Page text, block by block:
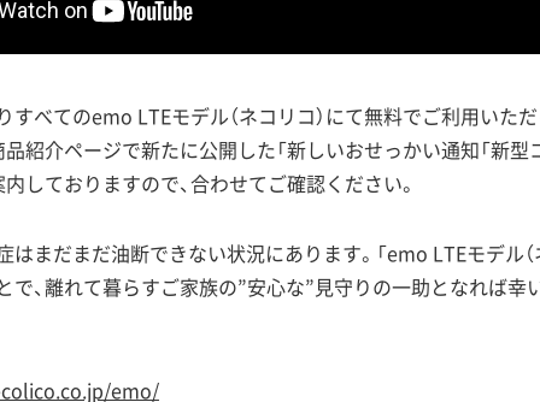
すべてのemo LTEモデル（ネコリコ）にて無料でご利用いた
品紹介ページで新たに公開した「新しいおせっかい通知「新型
しておりますので、合わせてご確認ください。
まだまだ油断できない状況にあります。「emo LTEモデル（
で、離れて暮らすご家族の”安心な”見守りの一助となれば幸
emo/